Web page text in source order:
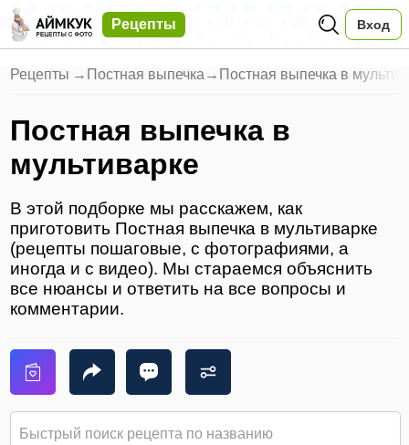
Рецепты Вход
Рецепты → Постная выпечка → Постная выпечка в
Постная выпечка в
мультиварке
В этой подборке мы расскажем, как
приготовить Постная выпечка в мультиварке
(рецепты пошаговые, с фотографиями, а
иногда и с видео). Мы стараемся объяснить
все нюансы и ответить на все вопросы и
комментарии.